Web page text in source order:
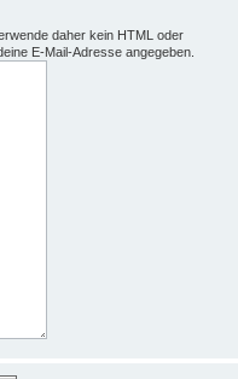
daher kein HTML oder
E-Mail-Adresse angegeben.